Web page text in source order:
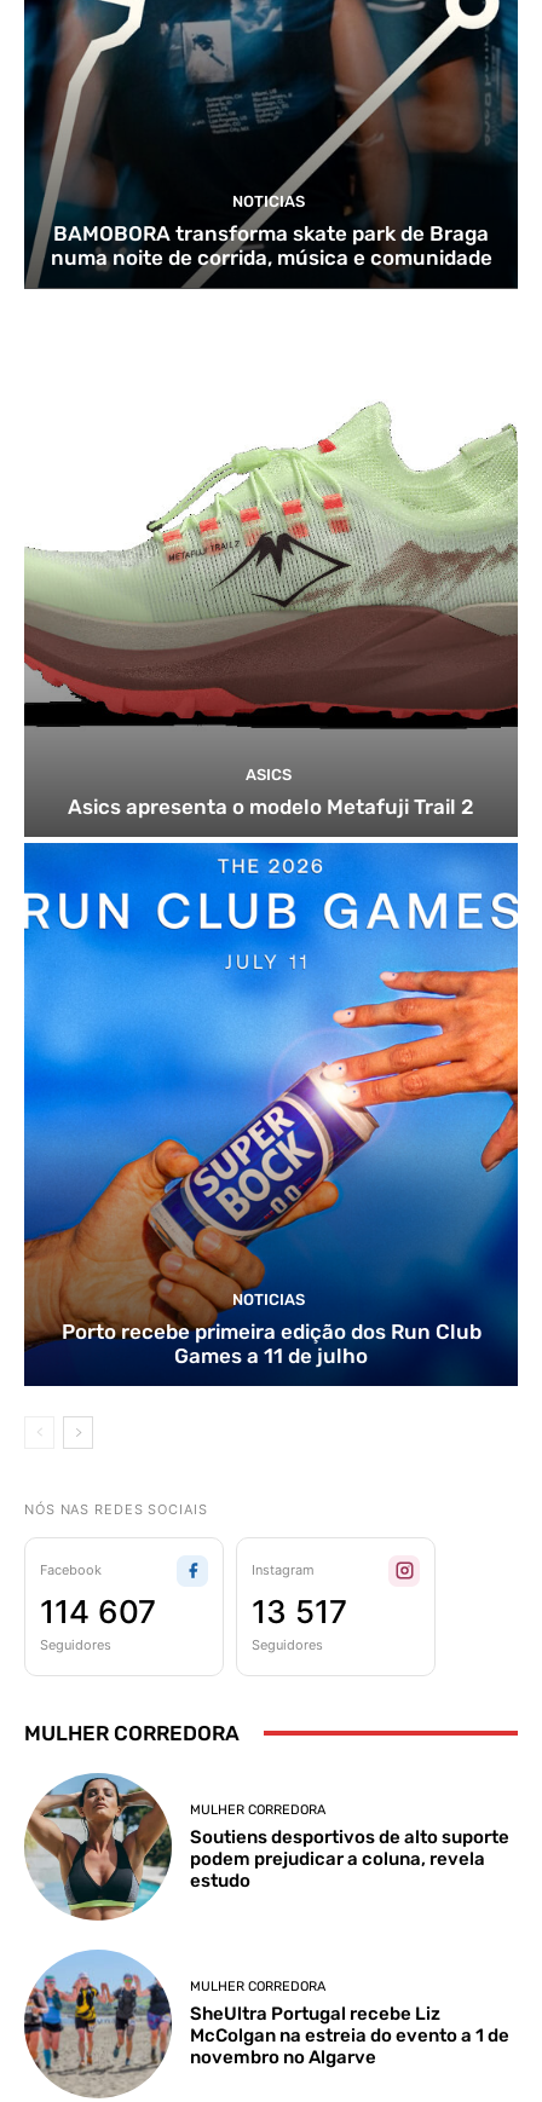
NOTICIAS
BAMOBORA transforma skate park de Braga
numa noite de corrida, música e comunidade
ASICS
Asics apresenta o modelo Metafuji Trail 2
NOTICIAS
Porto recebe primeira edição dos Run Club
Games a 11 de julho
NÓS NAS REDES SOCIAIS
Facebook
114 607
Seguidores
Instagram
13 517
Seguidores
MULHER CORREDORA
MULHER CORREDORA
Soutiens desportivos de alto suporte
podem prejudicar a coluna, revela
estudo
MULHER CORREDORA
SheUltra Portugal recebe Liz
McColgan na estreia do evento a 1 de
novembro no Algarve